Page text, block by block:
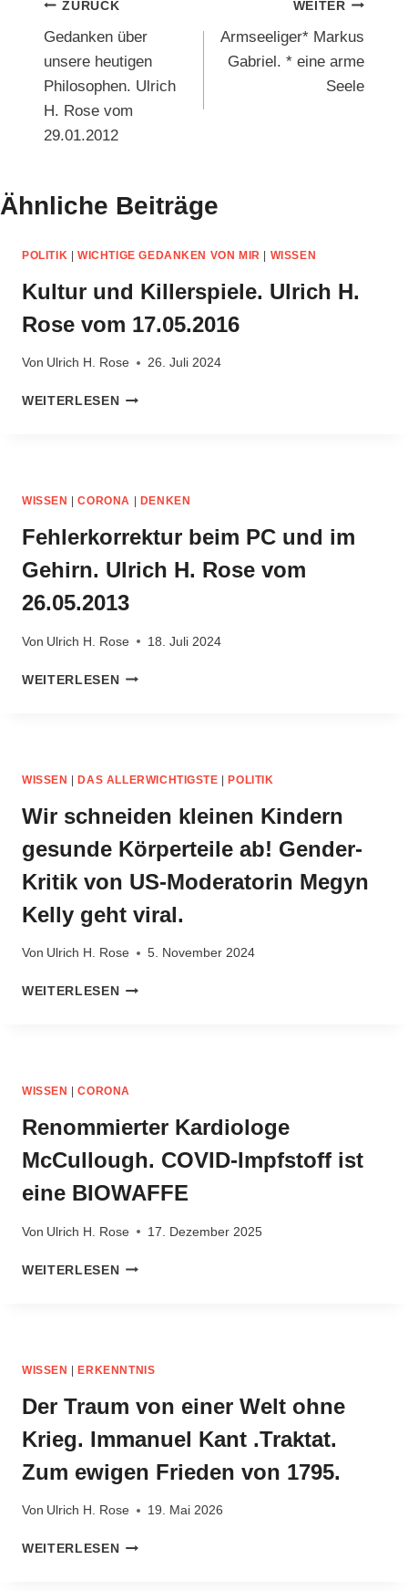
Beitragsnavigation
ZURÜCK
Gedanken über
unsere heutigen
Philosophen. Ulrich
H. Rose vom
29.01.2012
WEITER
Armseeliger* Markus
Gabriel. * eine arme
Seele
Ähnliche Beiträge
POLITIK | WICHTIGE GEDANKEN VON MIR | WISSEN
Kultur und Killerspiele. Ulrich H.
Rose vom 17.05.2016
Von Ulrich H. Rose 26. Juli 2024
WEITERLESENKULTUR
VOM
17.05.2016
WISSEN |CORONA DENKEN
Fehlerkorrektur beim PC und im
Gehirn. Ulrich H. Rose vom
26.05.2013
Von Ulrich H. Rose 18. Juli 2024
WEITERLESENFEHLERKORREKTUR
H.
ROSE
VOM
WISSEN |DAS ALLERWICHTIGSTE |POLITIK
Wir schneiden kleinen Kindern
gesunde Körperteile ab! Gender-
Kritik von US-Moderatorin Megyn
Kelly geht viral.
Von Ulrich H. Rose 5. November 2024
WEITERLESENWIR
GENDER-
VON
MODERATORIN
KELLY
VIRAL.
WISSEN |CORONA
Renommierter Kardiologe
McCullough. COVID‑Impfstoff ist
eine BIOWAFFE
Von Ulrich H. Rose 17. Dezember 2025
WEITERLESENRENOMMIERTER
WISSEN |ERKENNTNIS
Der Traum von einer Welt ohne
Krieg. Immanuel Kant .Traktat.
Zum ewigen Frieden von 1795.
Von Ulrich H. Rose 19. Mai 2026
WEITERLESENDER